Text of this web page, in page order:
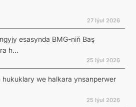
27 Iýul 2026
esasynda BMG-niň Baş
h...
25 Iýul 2026
we halkara ynsanperwer
25 Iýul 2026